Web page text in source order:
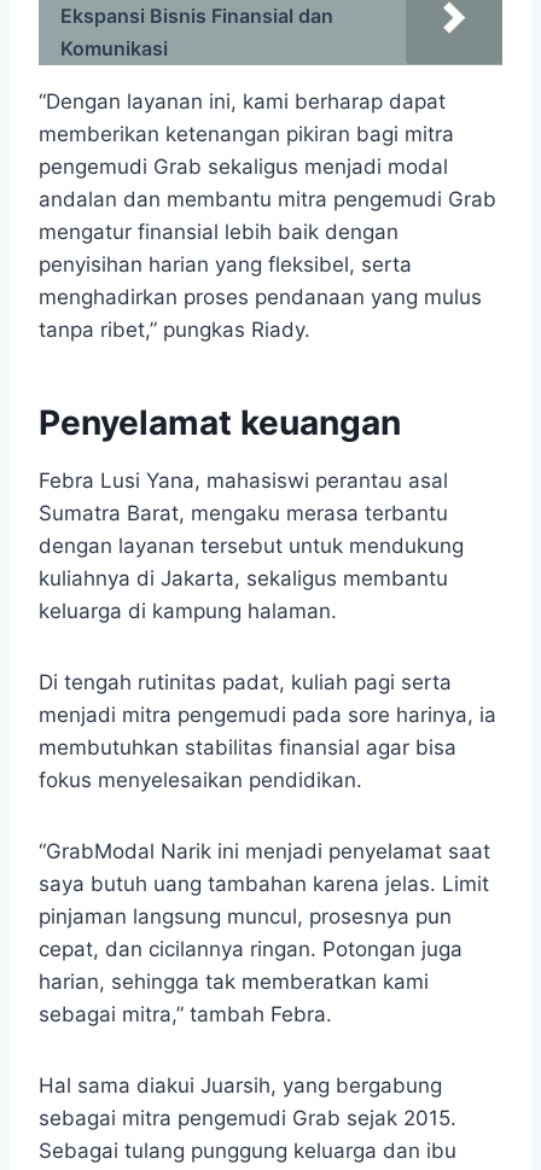
Ekspansi Bisnis Finansial dan
Komunikasi
“Dengan layanan ini, kami berharap dapat
memberikan ketenangan pikiran bagi mitra
pengemudi Grab sekaligus menjadi modal
andalan dan membantu mitra pengemudi Grab
mengatur finansial lebih baik dengan
penyisihan harian yang fleksibel, serta
menghadirkan proses pendanaan yang mulus
tanpa ribet,” pungkas Riady.
Penyelamat keuangan
Febra Lusi Yana, mahasiswi perantau asal
Sumatra Barat, mengaku merasa terbantu
dengan layanan tersebut untuk mendukung
kuliahnya di Jakarta, sekaligus membantu
keluarga di kampung halaman.
Di tengah rutinitas padat, kuliah pagi serta
menjadi mitra pengemudi pada sore harinya, ia
membutuhkan stabilitas finansial agar bisa
fokus menyelesaikan pendidikan.
“GrabModal Narik ini menjadi penyelamat saat
saya butuh uang tambahan karena jelas. Limit
pinjaman langsung muncul, prosesnya pun
cepat, dan cicilannya ringan. Potongan juga
harian, sehingga tak memberatkan kami
sebagai mitra,” tambah Febra.
Hal sama diakui Juarsih, yang bergabung
sebagai mitra pengemudi Grab sejak 2015.
Sebagai tulang punggung keluarga dan ibu